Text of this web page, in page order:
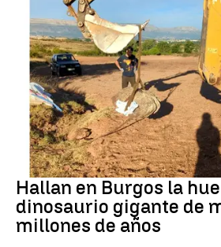
Dinosaurios
Hallan en Burgos la
dinosaurio gigante de
millones de años